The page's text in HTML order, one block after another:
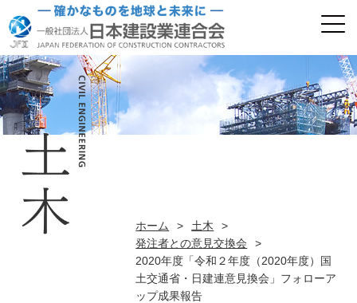
ホーム > 土木
>
発注者との意見交換会
>
2020年度「令和２年度（2020年度）国
土交通省・日建連意見換会」フォローア
ップ成果報告